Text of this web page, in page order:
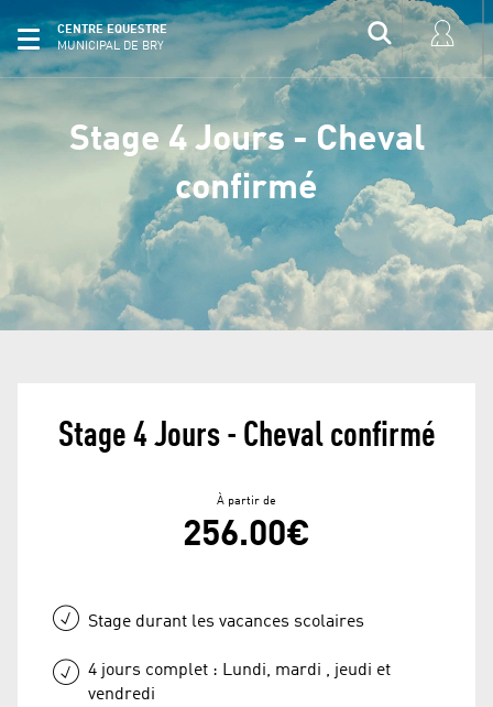
CENTRE EQUESTRE
MUNICIPAL DE BRY
Stage 4 Jours - Cheval
confirmé
Stage 4 Jours - Cheval confirmé
À partir de
256.00€
Stage durant les vacances scolaires
4 jours complet : Lundi, mardi , jeudi et
vendredi